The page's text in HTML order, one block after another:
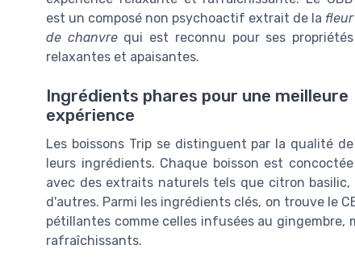
est un composé non psychoactif extrait de la fleur
de chanvrequi est reconnu pour ses propriétés
relaxantes et apaisantes.
Ingrédients phares pour une meilleure
expérience
Les boissons Trip se distinguent par la qualité de
leurs ingrédients. Chaque boisson est concoctée
avec des extraits naturels tels que citron
d'autres. Parmi les ingrédients clés, on trouve le
pétillantes comme celles infusées au
rafraîchissants.